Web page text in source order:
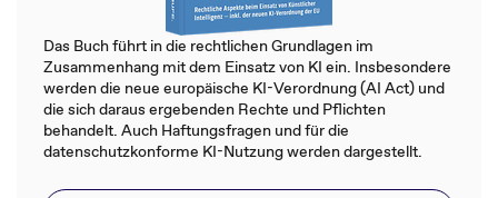
Das Buch führt in die rechtlichen Grundlagen im
Zusammenhang mit dem Einsatz von KI ein. Insbesondere
werden die neue europäische KI-Verordnung (AI Act) und
die sich daraus ergebenden Rechte und Pflichten
behandelt. Auch Haftungsfragen und für die
datenschutzkonforme KI-Nutzung werden dargestellt.